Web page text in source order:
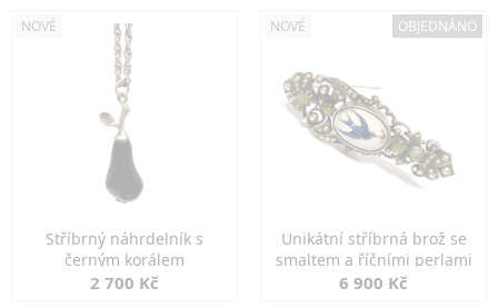
NOVÉ
Stříbrný náhrdelník s
černým korálem
2 700 Kč
NOVÉ OBJEDNÁNO
Unikátní stříbrná brož se
smaltem a říčními perlami
6 900 Kč